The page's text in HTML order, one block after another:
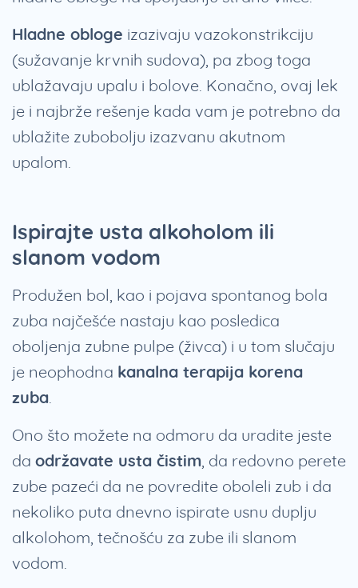
Hladne obloge izazivaju vazokonstrikciju
(sužavanje krvnih sudova), pa zbog toga
ublažavaju upalu i bolove. Konačno, ovaj lek
je i najbrže rešenje kada vam je potrebno da
ublažite zubobolju izazvanu akutnom
upalom.
Ispirajte usta alkoholom ili
slanom vodom
Produžen bol, kao i pojava spontanog bola
zuba najčešće nastaju kao posledica
oboljenja zubne pulpe (živca) i u tom slučaju
je neophodna kanalna terapija korena
zuba
Ono što možete na odmoru da uradite jeste
da održavate usta čistim , da redovno perete
zube pazeći da ne povredite oboleli zub i da
nekoliko puta dnevno ispirate usnu duplju
alkolohom, tečnošću za zube ili slanom
vodom.